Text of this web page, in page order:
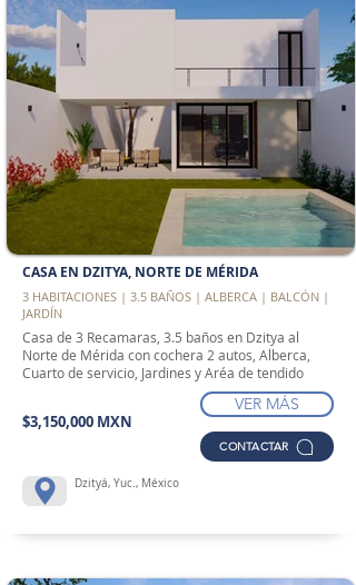
CASA EN DZITYA, NORTE DE MÉRIDA
3 HABITACIONES | 3.5 BAÑOS | ALBERCA | BALCÓN |
JARDÍN
Casa de 3 Recamaras, 3.5 baños en Dzitya al
Norte de Mérida con cochera 2 autos, Alberca,
Cuarto de servicio, Jardines y Aréa de tendido
$3,150,000 MXN
VER MÁS
CONTACTAR
Dzityá, Yuc., México